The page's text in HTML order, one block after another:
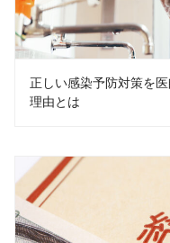
正しい感染予防対策を
理由とは